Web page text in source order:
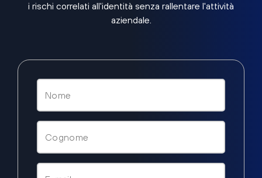
i rischi correlati all'identità senza rallentare l'attività
aziendale.